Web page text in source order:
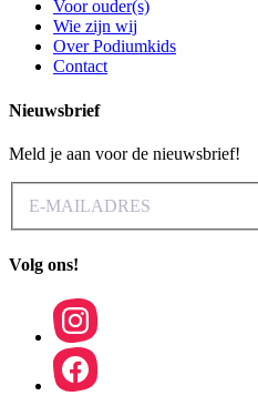
Voor ouder(s)
Wie zijn wij
Over Podiumkids
Contact
Nieuwsbrief
Meld je aan voor de nieuwsbrief!
Volg ons!